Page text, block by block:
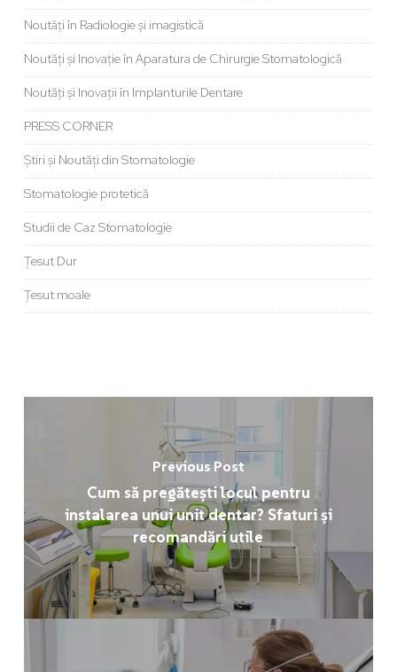
Noutăți în Radiologie și imagistică
Noutăți și Inovație în Aparatura de Chirurgie Stomatologică
Noutăți și Inovații în Implanturile Dentare
PRESS CORNER
Știri și Noutăți din Stomatologie
Stomatologie protetică
Studii de Caz Stomatologie
Țesut Dur
Țesut moale
Previous Post
Cum să pregătești locul pentru
instalarea unui unit dentar? Sfaturi și
recomandări utile